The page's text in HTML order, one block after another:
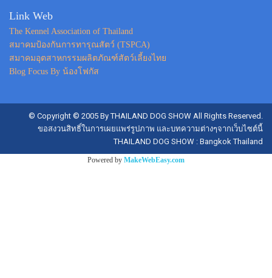
Link Web
The Kennel Association of Thailand
สมาคมป้องกันการทารุณสัตว์ (TSPCA)
สมาคมอุตสาหกรรมผลิตภัณฑ์สัตว์เลี้ยงไทย
Blog Focus By น้องโฟกัส
© Copyright © 2005 By THAILAND DOG SHOW All Rights Reserved.
ขอสงวนสิทธิ์ในการเผยแพร่รูปภาพ และบทความต่างๆจากเว็บไซต์นี้
THAILAND DOG SHOW : Bangkok Thailand
Powered by MakeWebEasy.com